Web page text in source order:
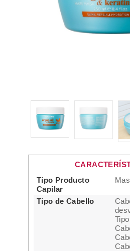
Tipo Producto
Capilar
Tipo de Cabello